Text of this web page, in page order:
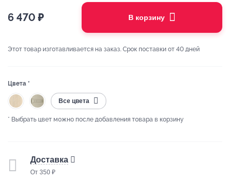
6 470 ₽ В корзину
Этот товар изготавливается на заказ. Срок поставки от 40 дней
Цвета *
Все цвета
* Выбрать цвет можно после добавления товара в корзину
Доставка
От 350 ₽